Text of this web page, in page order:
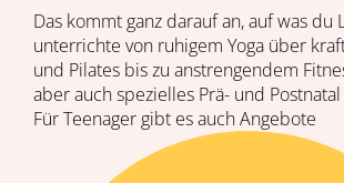
Das kommt ganz darauf an, auf was du
unterrichte von ruhigem Yoga über
und Pilates bis zu anstrengendem
aber auch spezielles Prä- und Postnatal
Für Teenager gibt es auch Angebote